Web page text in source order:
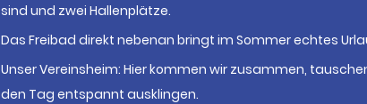
sind und zwei Hallenplätze.
Das Freibad direkt nebenan bringt im Sommer echtes
Unser Vereinsheim: Hier kommen wir zusammen,
den Tag entspannt ausklingen.